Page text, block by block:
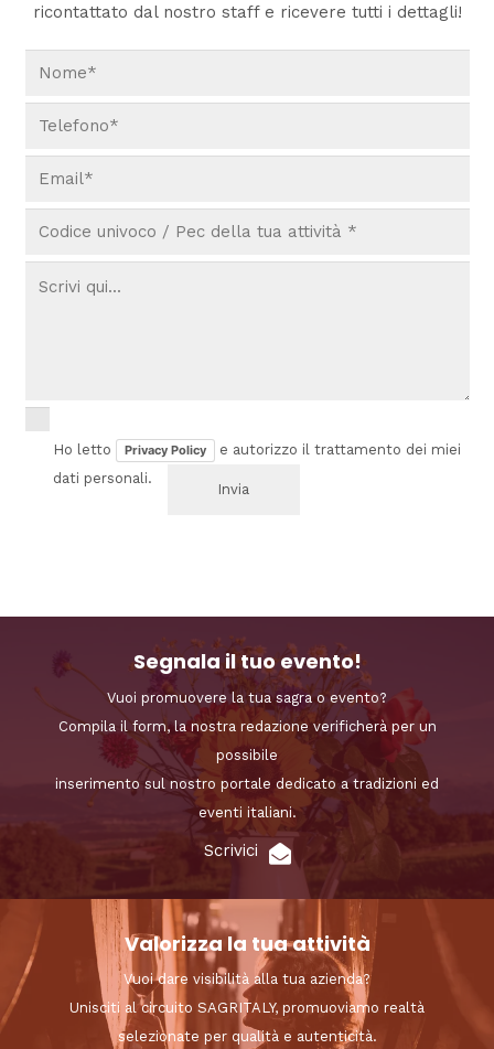
ricontattato dal nostro staff e ricevere tutti i dettagli!
Ho letto Privacy Policy
e autorizzo il trattamento dei miei
dati personali.
Segnala il tuo evento!
Vuoi promuovere la tua sagra o evento?
Compila il form, la nostra redazione verificherà per un
possibile
inserimento sul nostro portale dedicato a tradizioni ed
eventi italiani.
Scrivici
Valorizza la tua attività
Vuoi dare visibilità alla tua azienda?
Unisciti al circuito SAGRITALY, promuoviamo realtà
selezionate per qualità e autenticità.